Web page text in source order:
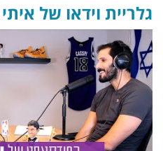
גלריית וידאו של